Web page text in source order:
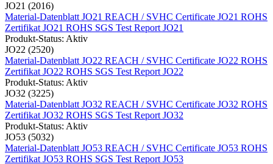
JO21 (2016)
Material-Datenblatt JO21 REACH / SVHC Certificate JO21 ROHS
Zertifikat JO21 ROHS SGS Test Report JO21
Produkt-Status: Aktiv
JO22 (2520)
Material-Datenblatt JO22 REACH / SVHC Certificate JO22 ROHS
Zertifikat JO22 ROHS SGS Test Report JO22
Produkt-Status: Aktiv
JO32 (3225)
Material-Datenblatt JO32 REACH / SVHC Certificate JO32 ROHS
Zertifikat JO32 ROHS SGS Test Report JO32
Produkt-Status: Aktiv
JO53 (5032)
Material-Datenblatt JO53 REACH / SVHC Certificate JO53 ROHS
Zertifikat JO53 ROHS SGS Test Report JO53